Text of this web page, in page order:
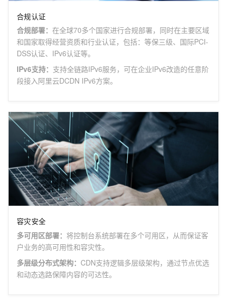
合规认证
合规部署： 在全球70多个国家进行合规部署，同时在主要区域
和国家取得经营资质和行业认证，包括：等保三级、国际PCI-
DSS认证、IPv6认证等。
IPv6支持： 支持全链路IPv6服务，可在企业IPv6改造的任意阶
段接入阿里云DCDN IPv6方案。
容灾安全
多可用区部署： 将控制台系统部署在多个可用区，从而保证客
户业务的高可用性和容灾性。
多层级分布式架构： CDN支持逻辑多层级架构，通过节点优选
和动态选路保障内容的可达性。